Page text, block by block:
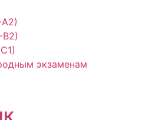
В2)
экзаменам